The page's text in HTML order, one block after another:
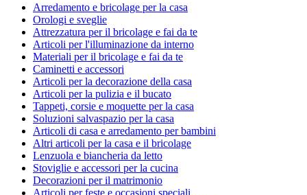
Arredamento e bricolage per la casa
Orologi e sveglie
Attrezzatura per il bricolage e fai da te
Articoli per l'illuminazione da interno
Materiali per il bricolage e fai da te
Caminetti e accessori
Articoli per la decorazione della casa
Articoli per la pulizia e il bucato
Tappeti, corsie e moquette per la casa
Soluzioni salvaspazio per la casa
Articoli di casa e arredamento per bambini
Altri articoli per la casa e il bricolage
Lenzuola e biancheria da letto
Stoviglie e accessori per la cucina
Decorazioni per il matrimonio
Articoli per feste e occasioni speciali